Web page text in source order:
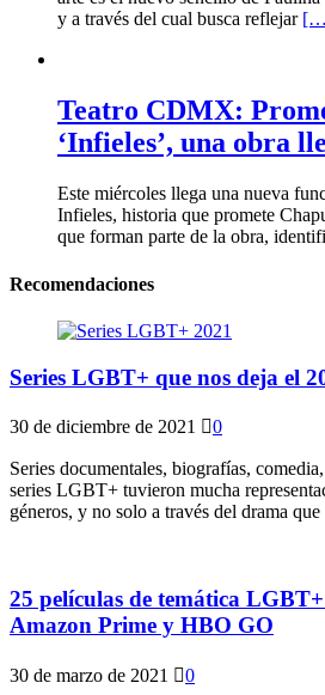
y a través del cual busca reflejar
Teatro CDMX:
‘Infieles’, una obra
Este miércoles llega una nueva
Infieles, historia que promete
que forman parte de la obra,
Recomendaciones
Series LGBT+ que nos deja el
30 de diciembre de 2021 0
Series documentales, biografías,
series LGBT+ tuvieron mucha
géneros, y no solo a través del drama que
25 películas de temática
Amazon Prime y HBO GO
30 de marzo de 2021 0